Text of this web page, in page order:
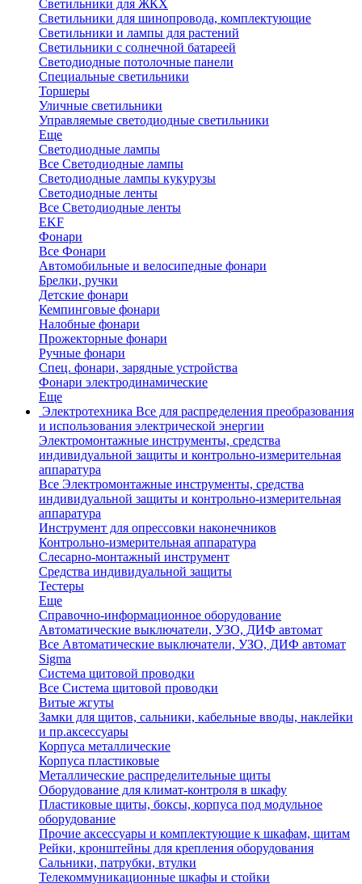
Светильники для ЖКХ
Светильники для шинопровода, комплектующие
Светильники и лампы для растений
Светильники с солнечной батареей
Светодиодные потолочные панели
Специальные светильники
Торшеры
Уличные светильники
Управляемые светодиодные светильники
Еще
Светодиодные лампы
Все Светодиодные лампы
Светодиодные лампы кукурузы
Светодиодные ленты
Все Светодиодные ленты
EKF
Фонари
Все Фонари
Автомобильные и велосипедные фонари
Брелки, ручки
Детские фонари
Кемпинговые фонари
Налобные фонари
Прожекторные фонари
Ручные фонари
Спец. фонари, зарядные устройства
Фонари электродинамические
Еще
Электротехника Все для распределения преобразования
и использования электрической энергии
Электромонтажные инструменты, средства
индивидуальной защиты и контрольно-измерительная
аппаратура
Все Электромонтажные инструменты, средства
индивидуальной защиты и контрольно-измерительная
аппаратура
Инструмент для опрессовки наконечников
Контрольно-измерительная аппаратура
Слесарно-монтажный инструмент
Средства индивидуальной защиты
Тестеры
Еще
Справочно-информационное оборудование
Автоматические выключатели, УЗО, ДИФ автомат
Все Автоматические выключатели, УЗО, ДИФ автомат
Sigma
Система щитовой проводки
Все Система щитовой проводки
Витые жгуты
Замки для щитов, сальники, кабельные вводы, наклейки
и пр.аксессуары
Корпуса металлические
Корпуса пластиковые
Металлические распределительные щиты
Оборудование для климат-контроля в шкафу
Пластиковые щиты, боксы, корпуса под модульное
оборудование
Прочие аксессуары и комплектующие к шкафам, щитам
Рейки, кронштейны для крепления оборудования
Сальники, патрубки, втулки
Телекоммуникационные шкафы и стойки